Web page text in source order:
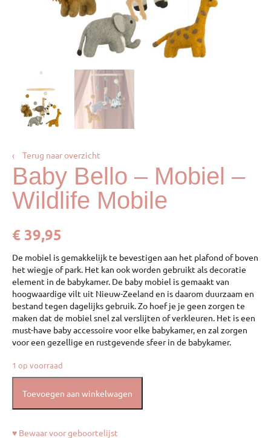
‹ Terug naar overzicht
Baby Bello – Mobiel –
Wildlife Mobile
€39,95
De mobiel is gemakkelijk te bevestigen aan het plafond of boven
het wiegje of park. Het kan ook worden gebruikt als decoratie
element in de babykamer. De baby mobiel is gemaakt van
hoogwaardige vilt uit Nieuw-Zeeland en is daarom duurzaam en
bestand tegen dagelijks gebruik. Zo hoef je je geen zorgen te
maken dat de mobiel snel zal verslijten of verkleuren. Het is een
must-have baby accessoire voor elke babykamer, en zal zorgen
voor een gezellige en rustgevende sfeer in de babykamer.
1 op voorraad
Toevoegen aan winkelwagen
♥ Bewaar voor geboortelijst